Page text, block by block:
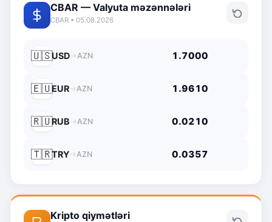
CBAR — Valyuta məzənnələri
CBAR • 05.08.2026
🇺🇸USD →AZN 1.7000
🇪🇺EUR →AZN 1.9610
🇷🇺RUB →AZN 0.0210
🇹🇷TRY →AZN 0.0357
Kripto qiymətləri